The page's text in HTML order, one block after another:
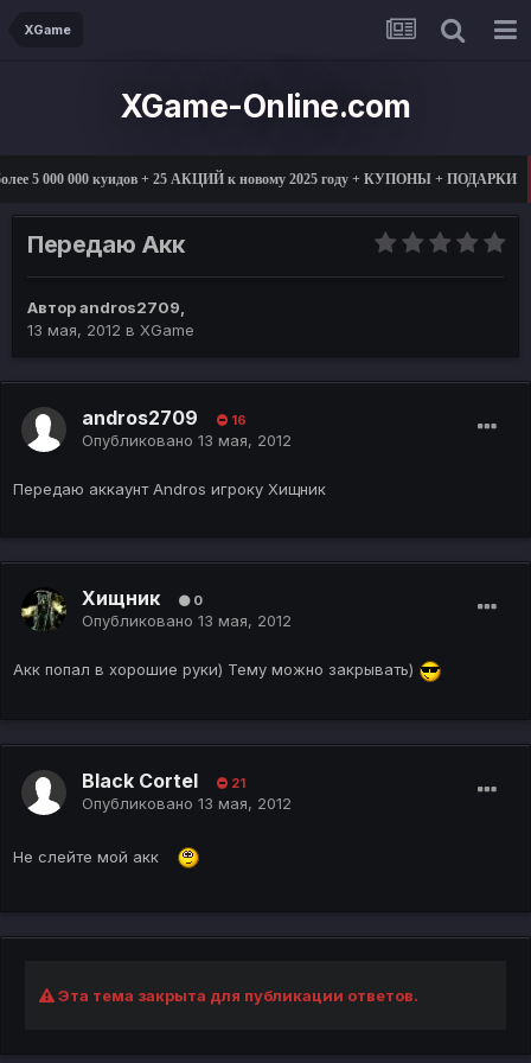
XGame
XGame-Online.com
5 000 000 куидов + 25 АКЦИЙ к новому 2025 году + КУПОНЫ + ПОДАРКИ
Передаю Акк
Авторandros2709,
13 мая, 2012 в XGame
andros2709 16
Опубликовано 13 мая, 2012
Передаю аккаунт Andros игроку Хищник
Хищник 0
Опубликовано 13 мая, 2012
Акк попал в хорошие руки) Тему можно закрывать)
Black Cortel 21
Опубликовано 13 мая, 2012
Не слейте мой акк
Эта тема закрыта для публикации ответов.